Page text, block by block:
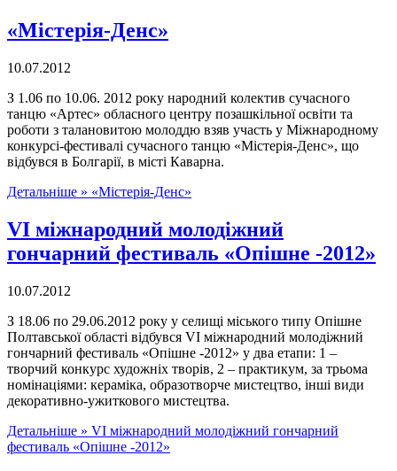
«Містерія-Денс»
10.07.2012
З 1.06 по 10.06. 2012 року народний колектив сучасного
танцю «Артес» обласного центру позашкільної освіти та
роботи з талановитою молоддю взяв участь у Міжнародному
конкурсі-фестивалі сучасного танцю «Містерія-Денс», що
відбувся в Болгарії, в місті Каварна.
Детальніше » «Містерія-Денс»
VI міжнародний молодіжний
гончарний фестиваль «Опішне -2012»
10.07.2012
З 18.06 по 29.06.2012 року у селищі міського типу Опішне
Полтавської області відбувся VI міжнародний молодіжний
гончарний фестиваль «Опішне -2012» у два етапи: 1 –
творчий конкурс художніх творів, 2 – практикум, за трьома
номінаціями: кераміка, образотворче мистецтво, інші види
декоративно-ужиткового мистецтва.
Детальніше » VI міжнародний молодіжний гончарний
фестиваль «Опішне -2012»